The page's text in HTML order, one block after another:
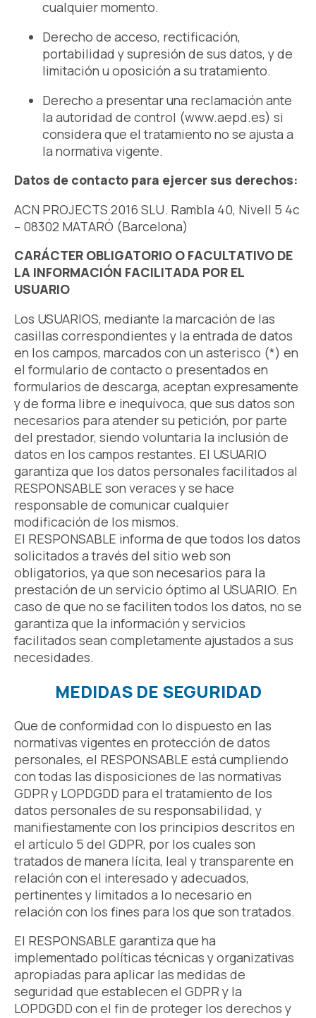
cualquier momento.
Derecho de acceso, rectificación,
portabilidad y supresión de sus datos, y de
limitación u oposición a su tratamiento.
Derecho a presentar una reclamación ante
la autoridad de control (www.aepd.es) si
considera que el tratamiento no se ajusta a
la normativa vigente.
Datos de contacto para ejercer sus derechos:
ACN PROJECTS 2016 SLU. Rambla 40, Nivell 5 4c
– 08302 MATARÓ (Barcelona)
CARÁCTER OBLIGATORIO O FACULTATIVO DE
LA INFORMACIÓN FACILITADA POR EL
USUARIO
Los USUARIOS, mediante la marcación de las
casillas correspondientes y la entrada de datos
en los campos, marcados con un asterisco (*) en
el formulario de contacto o presentados en
formularios de descarga, aceptan expresamente
y de forma libre e inequívoca, que sus datos son
necesarios para atender su petición, por parte
del prestador, siendo voluntaria la inclusión de
datos en los campos restantes. El USUARIO
garantiza que los datos personales facilitados al
RESPONSABLE son veraces y se hace
responsable de comunicar cualquier
modificación de los mismos.
El RESPONSABLE informa de que todos los datos
solicitados a través del sitio web son
obligatorios, ya que son necesarios para la
prestación de un servicio óptimo al USUARIO. En
caso de que no se faciliten todos los datos, no se
garantiza que la información y servicios
facilitados sean completamente ajustados a sus
necesidades.
MEDIDAS DE SEGURIDAD
Que de conformidad con lo dispuesto en las
normativas vigentes en protección de datos
personales, el RESPONSABLE está cumpliendo
con todas las disposiciones de las normativas
GDPR y LOPDGDD para el tratamiento de los
datos personales de su responsabilidad, y
manifiestamente con los principios descritos en
el artículo 5 del GDPR, por los cuales son
tratados de manera lícita, leal y transparente en
relación con el interesado y adecuados,
pertinentes y limitados a lo necesario en
relación con los fines para los que son tratados.
El RESPONSABLE garantiza que ha
implementado políticas técnicas y organizativas
apropiadas para aplicar las medidas de
seguridad que establecen el GDPR y la
LOPDGDD con el fin de proteger los derechos y